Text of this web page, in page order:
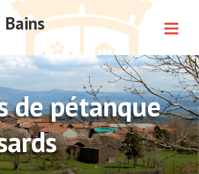
Bains
de pétanque